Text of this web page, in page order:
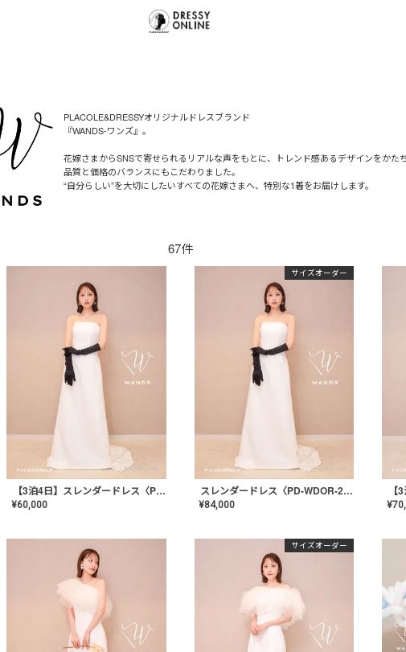
PLACOLE&DRESSYオリジナルドレスブランド
『WANDS-ワンズ』。
花嫁さまからSNSで寄せられるリアルな声をもとに、トレンド感あるデザインをかたち
品質と価格のバランスにもこだわりました。
“自分らしい”を大切にしたいすべての花嫁さまへ、特別な1着をお届けします。
67件
【3泊4日】スレンダードレス〈PD-WDOR-2110〉
¥60,000
サイズオーダー
スレンダードレス〈PD-WDOR-2110〉
¥84,000 ¥
サイズオーダー